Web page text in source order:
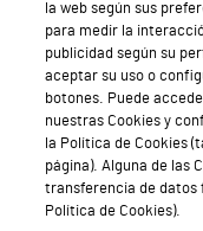
Política de
la web según sus
para medir la
publicidad según su
aceptar su uso o
botones. Puede
nuestras Cookies y
la Política de Cookies
página). Alguna de las
transferencia de datos
Política de Cookies).